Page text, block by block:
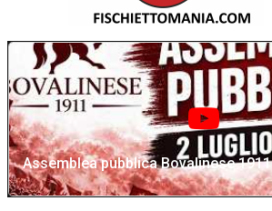
Assemblea pubblica Bovalinese 1911